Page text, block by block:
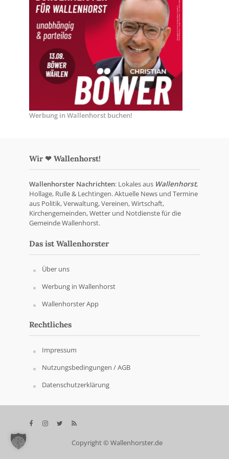
Werbung in Wallenhorst buchen!
Wir ❤ Wallenhorst!
Wallenhorster Nachrichten: Lokales aus Wallenhorst,
Hollage, Rulle & Lechtingen. Aktuelle News und Termine
aus Politik, Verwaltung, Vereinen, Wirtschaft,
Kirchengemeinden, Wetter und Notdienste für die
Gemeinde Wallenhorst.
Das ist Wallenhorster
Über uns
Werbung in Wallenhorst
Wallenhorster App
Rechtliches
Impressum
Nutzungsbedingungen / AGB
Datenschutzerklärung
Copyright © Wallenhorster.de